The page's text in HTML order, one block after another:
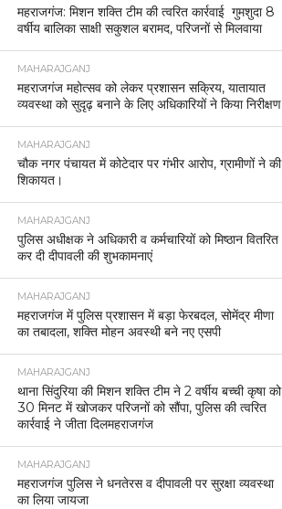
महराजगंज: मिशन शक्ति टीम की त्वरित कार्रवाई गुमशुदा 8
वर्षीय बालिका साक्षी सकुशल बरामद, परिजनों से मिलवाया
MAHARAJGANJ
महराजगंज महोत्सव को लेकर प्रशासन सक्रिय, यातायात
व्यवस्था को सुदृढ़ बनाने के लिए अधिकारियों ने किया निरीक्षण
MAHARAJGANJ
चौक नगर पंचायत में कोटेदार पर गंभीर आरोप, ग्रामीणों ने की
शिकायत।
MAHARAJGANJ
पुलिस अधीक्षक ने अधिकारी व कर्मचारियों को मिष्ठान वितरित
कर दी दीपावली की शुभकामनाएं
MAHARAJGANJ
महराजगंज में पुलिस प्रशासन में बड़ा फेरबदल, सोमेंद्र मीणा
का तबादला, शक्ति मोहन अवस्थी बने नए एसपी
MAHARAJGANJ
थाना सिंदुरिया की मिशन शक्ति टीम ने 2 वर्षीय बच्ची कृषा को
30 मिनट में खोजकर परिजनों को सौंपा, पुलिस की त्वरित
कार्रवाई ने जीता दिलमहराजगंज
MAHARAJGANJ
महराजगंज पुलिस ने धनतेरस व दीपावली पर सुरक्षा व्यवस्था
का लिया जायजा